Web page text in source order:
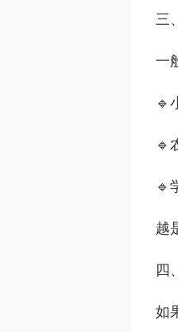
三
一
🔹
🔹
🔹
越
四
如